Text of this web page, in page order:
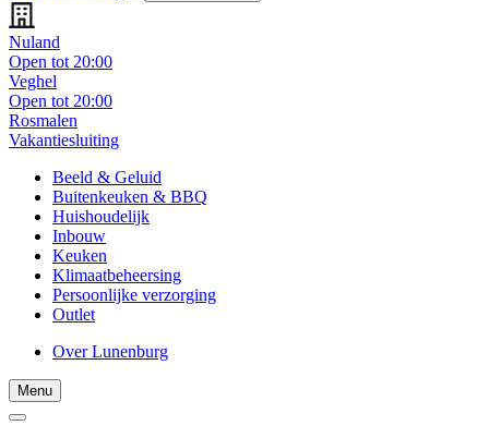
Nuland
Open tot 20:00
Veghel
Open tot 20:00
Rosmalen
Vakantiesluiting
Beeld & Geluid
Buitenkeuken & BBQ
Huishoudelijk
Inbouw
Keuken
Klimaatbeheersing
Persoonlijke verzorging
Outlet
Over Lunenburg
Menu